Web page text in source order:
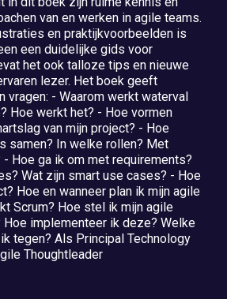
van en werken in agile teams.
en praktijkvoorbeelden is
een duidelijke gids voor
het ook talloze tips en nieuwe
lezer. Het boek geeft
vragen: - Waarom werkt waterval
Hoe werkt het? - Hoe vormen
van mijn project? - Hoe
samen? In welke rollen? Met
Hoe ga ik om met requirements?
Wat zijn smart use cases? - Hoe
Hoe en wanneer plan ik mijn agile
Scrum? Hoe stel ik mijn agile
implementeer ik deze? Welke
tegen? Als Principal Technology
Thoughtleader